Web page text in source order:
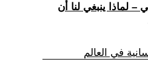
– لماذا ينبغي لنا أن
في العالم